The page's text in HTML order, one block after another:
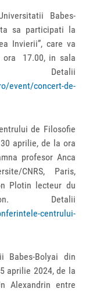
Babes-
sa participati la
Invierii”, care va
ora 17.00, in sala
Detalii
event/concert-de-
de Filosofie
aprilie, de la ora
profesor Anca
CNRS, Paris,
Plotin lecteur du
Detalii
centrului-
Babes-Bolyai din
aprilie 2024, de la
Alexandrin entre